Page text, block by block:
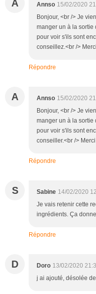
A Annso 15/02/2020
Bonjour, <br /> Je
manger un à la sortie
pour voir s'ils sont
conseillez.<br />
Répondre
A Annso 15/02/2020
Bonjour, <br /> Je
manger un à la sortie
pour voir s'ils sont
conseiller.<br />
Répondre
S Sabine 14/02/2020
Je vais retenir cette
ingrédients. Ça
Répondre
D Doro 13/02/2020
j ai ajouté, désolée